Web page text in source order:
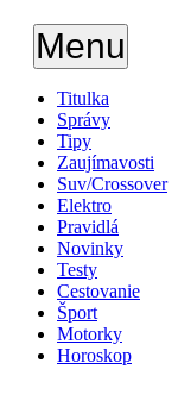
Menu
Titulka
Správy
Tipy
Zaujímavosti
Suv/Crossover
Elektro
Pravidlá
Novinky
Testy
Cestovanie
Šport
Motorky
Horoskop